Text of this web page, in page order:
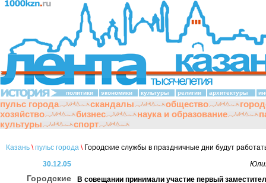
политики экономики культуры религии архитектуры
пульс города скандалы общество
хозяйство
бизнес наука и образование
культуры
спорт
Казань \ пульс города \Городские службы в праздничные дни будут
30.12.05
Городские
В совещании принимали участие первый